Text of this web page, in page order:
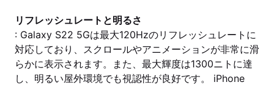
リフレッシュレートと明るさ
: Galaxy S22 5Gは最大120Hzのリフレッシュレートに
対応しており、スクロールやアニメーションが非常に滑
らかに表示されます。また、最大輝度は1300ニトに達
し、明るい屋外環境でも視認性が良好です。 iPhone